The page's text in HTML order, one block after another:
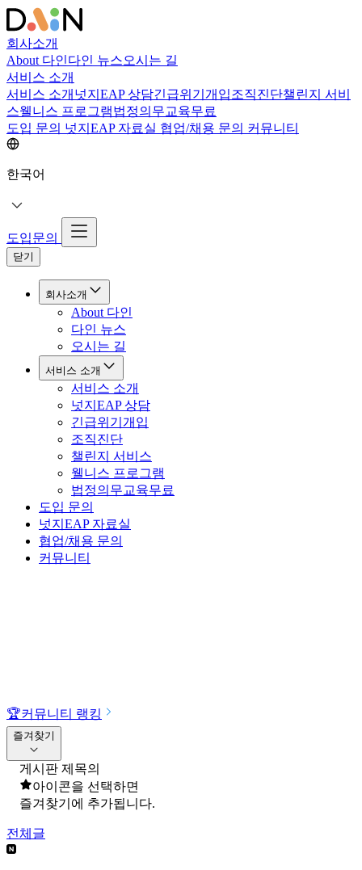
회사소개
About 다인다인 뉴스오시는 길
서비스 소개
서비스 소개 넛지EAP 상담긴급위기개입조직진단챌린지 서비
스웰니스 프로그램법정의무교육무료
도입 문의 넛지EAP 자료실 협업/채용 문의 커뮤니티
한국어
도입문의
닫기
회사소개
About 다인
다인 뉴스
오시는 길
서비스 소개
서비스 소개
넛지EAP 상담
긴급위기개입
조직진단
챌린지 서비스
웰니스 프로그램
법정의무교육무료
도입 문의
넛지EAP 자료실
협업/채용 문의
커뮤니티
🏆커뮤니티 랭킹
즐겨찾기
게시판 제목의
아이콘을 선택하면
즐겨찾기에 추가됩니다.
전체글